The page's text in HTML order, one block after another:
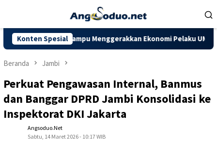
Konten Spesial
Mampu Menggerakkan Ekonomi Pelaku UMKM
Beranda Jambi
Perkuat Pengawasan Internal, Banmus
dan Banggar DPRD Jambi Konsolidasi ke
Inspektorat DKI Jakarta
Angsoduo.net
Sabtu, 14 Maret 2026 - 10:17 WIB